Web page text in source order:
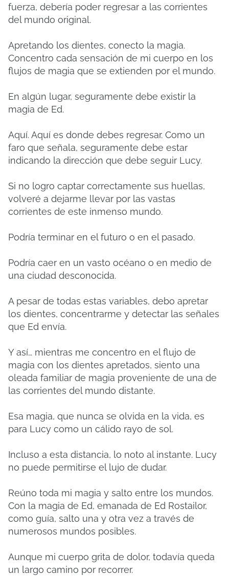
fuerza, debería poder regresar a las corrientes
del mundo original.
Apretando los dientes, conecto la magia.
Concentro cada sensación de mi cuerpo en los
flujos de magia que se extienden por el mundo.
En algún lugar, seguramente debe existir la
magia de Ed.
Aquí. Aquí es donde debes regresar. Como un
faro que señala, seguramente debe estar
indicando la dirección que debe seguir Lucy.
Si no logro captar correctamente sus huellas,
volveré a dejarme llevar por las vastas
corrientes de este inmenso mundo.
Podría terminar en el futuro o en el pasado.
Podría caer en un vasto océano o en medio de
una ciudad desconocida.
A pesar de todas estas variables, debo apretar
los dientes, concentrarme y detectar las señales
que Ed envía.
Y así… mientras me concentro en el flujo de
magia con los dientes apretados, siento una
oleada familiar de magia proveniente de una de
las corrientes del mundo distante.
Esa magia, que nunca se olvida en la vida, es
para Lucy como un cálido rayo de sol.
Incluso a esta distancia, lo noto al instante. Lucy
no puede permitirse el lujo de dudar.
Reúno toda mi magia y salto entre los mundos.
Con la magia de Ed, emanada de Ed Rostailor,
como guía, salto una y otra vez a través de
numerosos mundos posibles.
Aunque mi cuerpo grita de dolor, todavía queda
un largo camino por recorrer.